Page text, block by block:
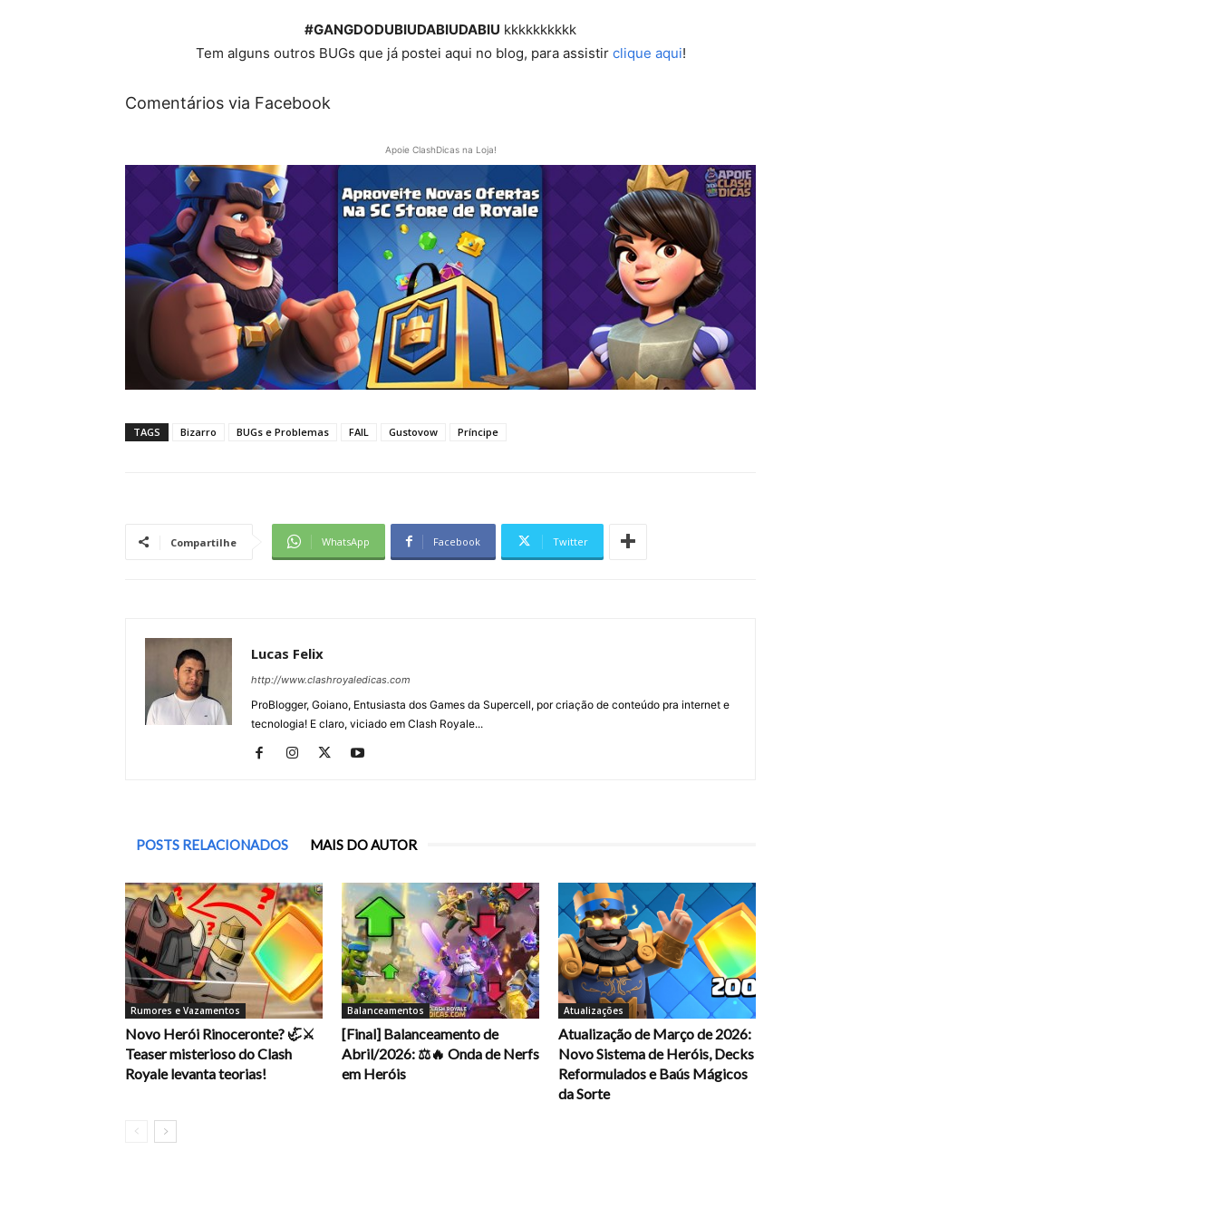
#GANGDODUBIUDABIUDABIU kkkkkkkkkk
Tem alguns outros BUGs que já postei aqui no blog, para assistir clique aqui!
Comentários via Facebook
Apoie ClashDicas na Loja!
TAGS Bizarro BUGs e Problemas FAIL Gustovow Príncipe
Compartilhe WhatsApp Facebook Twitter
Lucas Felix
http://www.clashroyaledicas.com
ProBlogger, Goiano, Entusiasta dos Games da Supercell, por criação de conteúdo pra internet e
tecnologia! E claro, viciado em Clash Royale...
POSTS RELACIONADOS MAIS DO AUTOR
Rumores e Vazamentos
Novo Herói Rinoceronte? 🦏⚔️
Teaser misterioso do Clash
Royale levanta teorias!
Balanceamentos
[Final] Balanceamento de
Abril/2026: ⚖️🔥 Onda de Nerfs
em Heróis
Atualizações
Atualização de Março de 2026:
Novo Sistema de Heróis, Decks
Reformulados e Baús Mágicos
da Sorte